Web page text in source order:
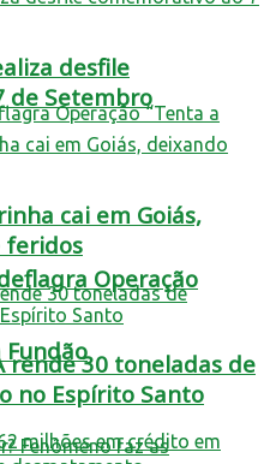
Operação
Fundão
desfile
de Setembro
cai em Goiás,
feridos
rende 30 toneladas de
no Espírito Santo